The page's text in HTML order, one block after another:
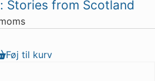
Stories from Scotland
Føj til kurv